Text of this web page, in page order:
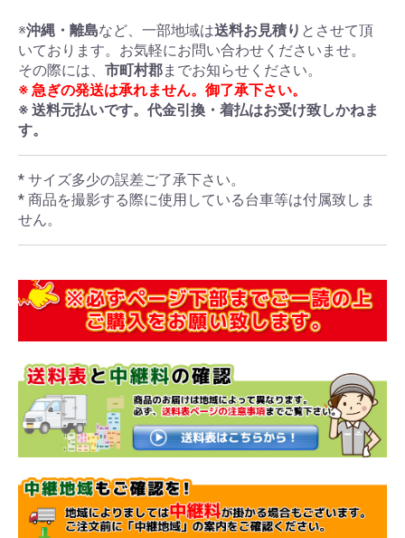
※沖縄・離島など、一部地域は送料お見積り とさせて頂
いております。お気軽にお問い合わせくださいませ。
その際には、 市町村郡までお知らせください。
※ 急ぎの発送は承れません。御了承下さい。
※ 送料元払いです。代金引換・着払はお受け致しかねま
す。
* サイズ多少の誤差ご了承下さい。
* 商品を撮影する際に使用している台車等は付属致しま
せん。